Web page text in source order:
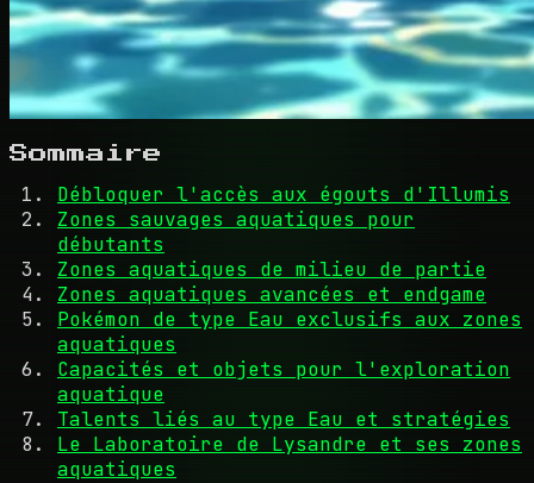
Sommaire
Débloquer l'accès aux égouts d'Illumis
Zones sauvages aquatiques pour
débutants
Zones aquatiques de milieu de partie
Zones aquatiques avancées et endgame
Pokémon de type Eau exclusifs aux zones
aquatiques
Capacités et objets pour l'exploration
aquatique
Talents liés au type Eau et stratégies
Le Laboratoire de Lysandre et ses zones
aquatiques